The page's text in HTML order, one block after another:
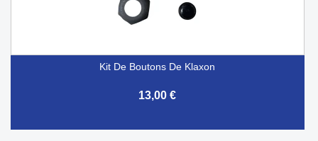
Kit De Boutons De Klaxon
13,00 €